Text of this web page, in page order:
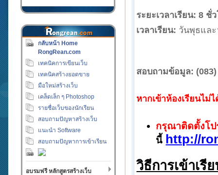
กลับหน้า Home
RongRean.com
เทคนิคการเขียนเว็บ
เทคนิคสร้างยอดขาย
มือใหม่สร้างเว็บ
เคล็ดเล็ก ๆ Photoshop
รายชื่อเว็บของนักเรียน
สอบถามปัญหาสร้างเว็บ
แนะนำ Software
สอบถามปัญหาการเข้าเรียน
อบรมฟรี หลักสูตรสร้างเว็บ
ระยะเวลาเรียน: 8 ชั่
เวลาเรียน: วันพุธและ
สอบถามข้อมูล:
หากเข้าห้องเรียนไม่ไ
กรุณาติดตั้งโป
นี้ http://
วิธีการเข้าเรี